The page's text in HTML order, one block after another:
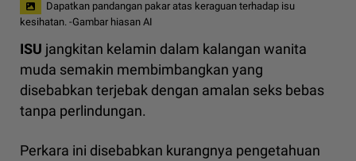
Dapatkan pandangan pakar atas keraguan terhadap isu
kesihatan. -Gambar hiasan AI
ISU jangkitan kelamin dalam kalangan wanita
muda semakin membimbangkan yang
disebabkan terjebak dengan amalan seks bebas
tanpa perlindungan.
Perkara ini disebabkan kurangnya pengetahuan